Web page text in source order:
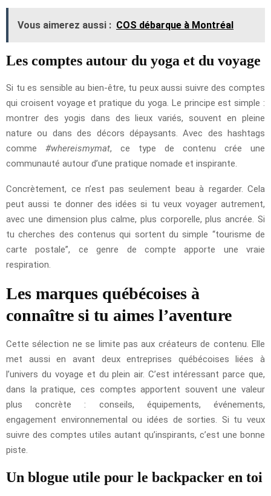
Vous aimerez aussi : COS débarque à Montréal
Les comptes autour du yoga et du voyage
Si tu es sensible au bien-être, tu peux aussi suivre des comptes
qui croisent voyage et pratique du yoga. Le principe est simple :
montrer des yogis dans des lieux variés, souvent en pleine
nature ou dans des décors dépaysants. Avec des hashtags
comme #whereismymat, ce type de contenu crée une
communauté autour d’une pratique nomade et inspirante.
Concrètement, ce n’est pas seulement beau à regarder. Cela
peut aussi te donner des idées si tu veux voyager autrement,
avec une dimension plus calme, plus corporelle, plus ancrée. Si
tu cherches des contenus qui sortent du simple “tourisme de
carte postale”, ce genre de compte apporte une vraie
respiration.
Les marques québécoises à
connaître si tu aimes l’aventure
Cette sélection ne se limite pas aux créateurs de contenu. Elle
met aussi en avant deux entreprises québécoises liées à
l’univers du voyage et du plein air. C’est intéressant parce que,
dans la pratique, ces comptes apportent souvent une valeur
plus concrète : conseils, équipements, événements,
engagement environnemental ou idées de sorties. Si tu veux
suivre des comptes utiles autant qu’inspirants, c’est une bonne
piste.
Un blogue utile pour le backpacker en toi